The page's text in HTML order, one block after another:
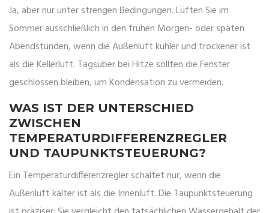
Ja, aber nur unter strengen Bedingungen. Lüften Sie im
Sommer ausschließlich in den frühen Morgen- oder späten
Abendstunden, wenn die Außenluft kühler und trockener ist
als die Kellerluft. Tagsüber bei Hitze sollten die Fenster
geschlossen bleiben, um Kondensation zu vermeiden.
WAS IST DER UNTERSCHIED
ZWISCHEN
TEMPERATURDIFFERENZREGLER
UND TAUPUNKTSTEUERUNG?
Ein Temperaturdifferenzregler schaltet nur, wenn die
Außenluft kälter ist als die Innenluft. Die Taupunktsteuerung